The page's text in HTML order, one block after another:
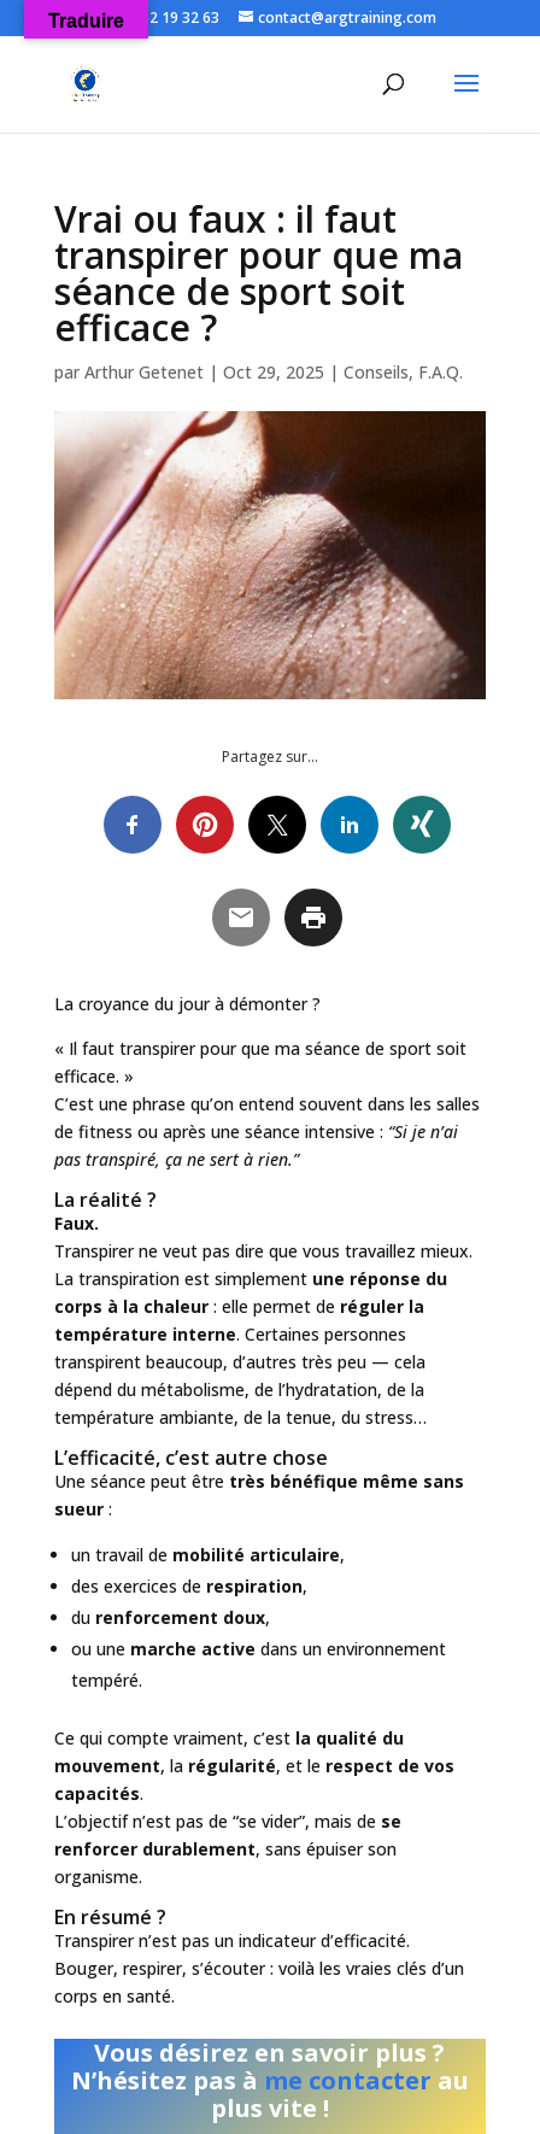
06 52 19 32 63 contact@argtraining.com
Vrai ou faux : il faut
transpirer pour que ma
séance de sport soit
efficace ?
par Arthur Getenet| Oct 29, 2025 | Conseils, F.A.Q.
Partagez sur…
La croyance du jour à démonter ?
« Il faut transpirer pour que ma séance de sport soit
efficace. »
C’est une phrase qu’on entend souvent dans les salles
de fitness ou après une séance intensive : “Si je n’ai
pas transpiré, ça ne sert à rien.”
La réalité ?
Faux.
Transpirer ne veut pas dire que vous travaillez mieux.
La transpiration est simplement une réponse du
corps à la chaleur: elle permet de réguler la
température interne. Certaines personnes
transpirent beaucoup, d’autres très peu — cela
dépend du métabolisme, de l’hydratation, de la
température ambiante, de la tenue, du stress…
L’efficacité, c’est autre chose
Une séance peut être très bénéfique même sans
sueur:
un travail de mobilité articulaire,
des exercices de respiration,
du renforcement doux,
ou une marche active dans un environnement
tempéré.
Ce qui compte vraiment, c’est la qualité du
mouvement, la régularité, et le respect de vos
capacités.
L’objectif n’est pas de “se vider”, mais de se
renforcer durablement, sans épuiser son
organisme.
En résumé ?
Transpirer n’est pas un indicateur d’efficacité.
Bouger, respirer, s’écouter : voilà les vraies clés d’un
corps en santé.
Vous désirez en savoir plus ?
N’hésitez pas à me contacter au
plus vite !
Traduire